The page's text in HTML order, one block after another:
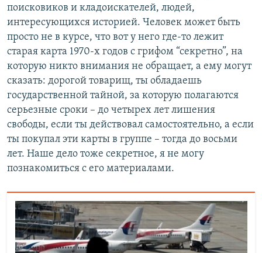
поисковиков и кладоискателей, людей,
интересующихся историей. Человек может быть
просто не в курсе, что вот у него где-то лежит
старая карта 1970-х годов с грифом “секретно”, на
которую никто внимания не обращает, а ему могут
сказать: дорогой товарищ, ты обладаешь
государственной тайной, за которую полагаются
серьезные сроки – до четырех лет лишения
свободы, если ты действовал самостоятельно, а если
ты покупал эти карты в группе – тогда до восьми
лет. Наше дело тоже секретное, я не могу
познакомиться с его материалами.